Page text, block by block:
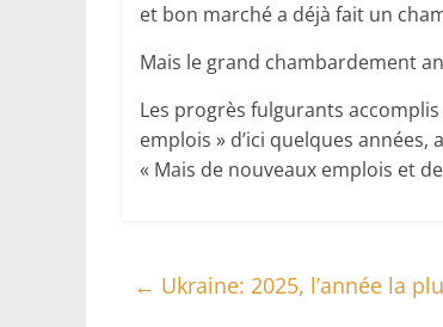
et bon marché a déjà fait un
Mais le grand chambardement
Les progrès fulgurants
emplois » d’ici quelques
« Mais de nouveaux emplois et
← Ukraine: 2025, l’année la